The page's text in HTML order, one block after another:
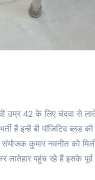
उम्र 42 के लिए चंदवा से
हैं इन्हें बी पॉजिटिव ब्लड
कुमार नवनीत को
लातेहार पहुंच रहे हैं इसके